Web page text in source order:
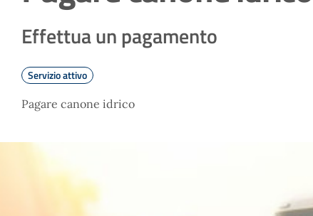
Effettua un pagamento
Servizio attivo
Pagare canone idrico